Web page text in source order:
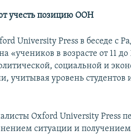
учесть позицию ООН
University Press в беседе с
«учеников в возрасте от 11 до
социальной и
учитывая уровень студентов
Oxford University Press
ситуации и